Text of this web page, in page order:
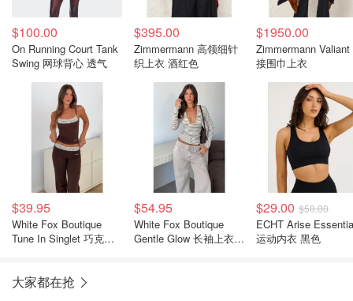
$100.00
On Running Court Tank
Swing 网球背心 透气
$395.00
Zimmermann 高领细针
织上衣 酒红色
$1950.00
Zimmermann Valiant
接围巾上衣
$39.95
White Fox Boutique
Tune In Singlet 巧克力
$54.95
White Fox Boutique
Gentle Glow 长袖上衣
$29.00 $50.00
ECHT Arise
运动内衣 黑色
大家都在抢